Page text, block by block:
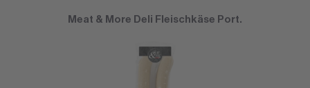
Meat & More Deli Fleischkäse Port.